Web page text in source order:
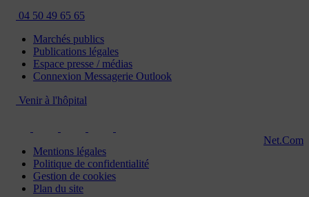
04 50 49 65 65
Marchés publics
Publications légales
Espace presse / médias
Connexion Messagerie Outlook
Venir à l'hôpital
Mentions légales
Politique de confidentialité
Gestion de cookies
Plan du site
Net.Com